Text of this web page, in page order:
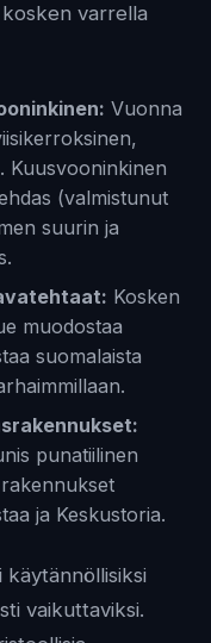
varrella
Vuonna
Kuusvooninkinen
(valmistunut
suurin ja
Kosken
muodostaa
suomalaista
punatiilinen
ja Keskustoria.
vaikuttaviksi.